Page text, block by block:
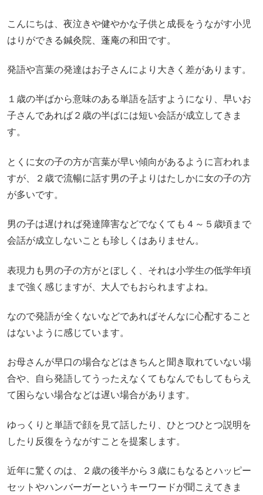
こんにちは、夜泣きや健やかな子供と成長をうながす小児
はりができる鍼灸院、蓬庵の和田です。
発語や言葉の発達はお子さんにより大きく差があります。
１歳の半ばから意味のある単語を話すようになり、早いお
子さんであれば２歳の半ばには短い会話が成立してきま
す。
とくに女の子の方が言葉が早い傾向があるように言われま
すが、２歳で流暢に話す男の子よりはたしかに女の子の方
が多いです。
男の子は遅ければ発達障害などでなくても４～５歳頃まで
会話が成立しないことも珍しくはありません。
表現力も男の子の方がとぼしく、それは小学生の低学年頃
まで強く感じますが、大人でもおられますよね。
なので発語が全くないなどであればそんなに心配すること
はないように感じています。
お母さんが早口の場合などはきちんと聞き取れていない場
合や、自ら発語してうったえなくてもなんでもしてもらえ
て困らない場合などは遅い場合があります。
ゆっくりと単語で顔を見て話したり、ひとつひとつ説明を
したり反復をうながすことを提案します。
近年に驚くのは、２歳の後半から３歳にもなるとハッピー
セットやハンバーガーというキーワードが聞こえてきま